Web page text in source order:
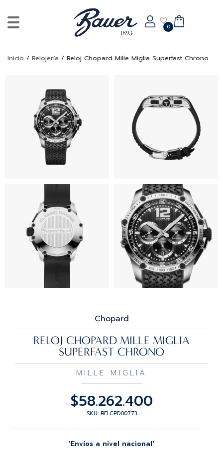
0
Inicio / Relojería / Reloj Chopard Mille Miglia Superfast Chrono
Chopard
RELOJ CHOPARD MILLE MIGLIA
SUPERFAST CHRONO
MILLE MIGLIA
$58.262.400
SKU: RELCPD00773
'Envíos a nivel nacional'